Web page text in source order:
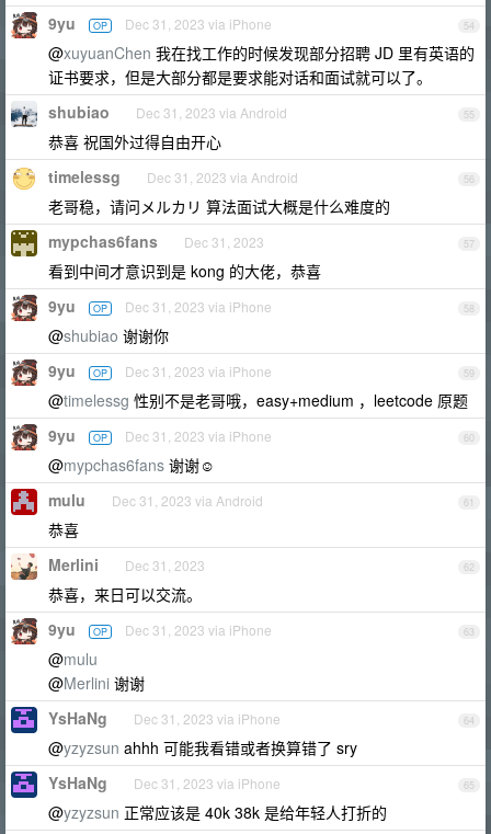
54
9yu OP Dec 31, 2023 via iPhone
@xuyuanChen 我在找工作的时候发现部分招聘 JD 里有英语的
证书要求，但是大部分都是要求能对话和面试就可以了。
55
shubiao Dec 31, 2023 via Android
恭喜 祝国外过得自由开心
56
timelessg Dec 31, 2023 via Android
老哥稳，请问メルカリ 算法面试大概是什么难度的
57
mypchas6fans Dec 31, 2023
看到中间才意识到是 kong 的大佬，恭喜
58
9yu OP Dec 31, 2023 via iPhone
@shubiao 谢谢你
59
9yu OP Dec 31, 2023 via iPhone
@timelessg 性别不是老哥哦，easy+medium ，leetcode 原题
60
9yu OP Dec 31, 2023 via iPhone
@mypchas6fans 谢谢☺️
61
mulu Dec 31, 2023 via Android
恭喜
62
Merlini Dec 31, 2023
恭喜，来日可以交流。
63
9yu OP Dec 31, 2023 via iPhone
@mulu
@Merlini 谢谢
64
YsHaNg Dec 31, 2023 via iPhone
@yzyzsun ahhh 可能我看错或者换算错了 sry
65
YsHaNg Dec 31, 2023 via iPhone
@yzyzsun 正常应该是 40k 38k 是给年轻人打折的